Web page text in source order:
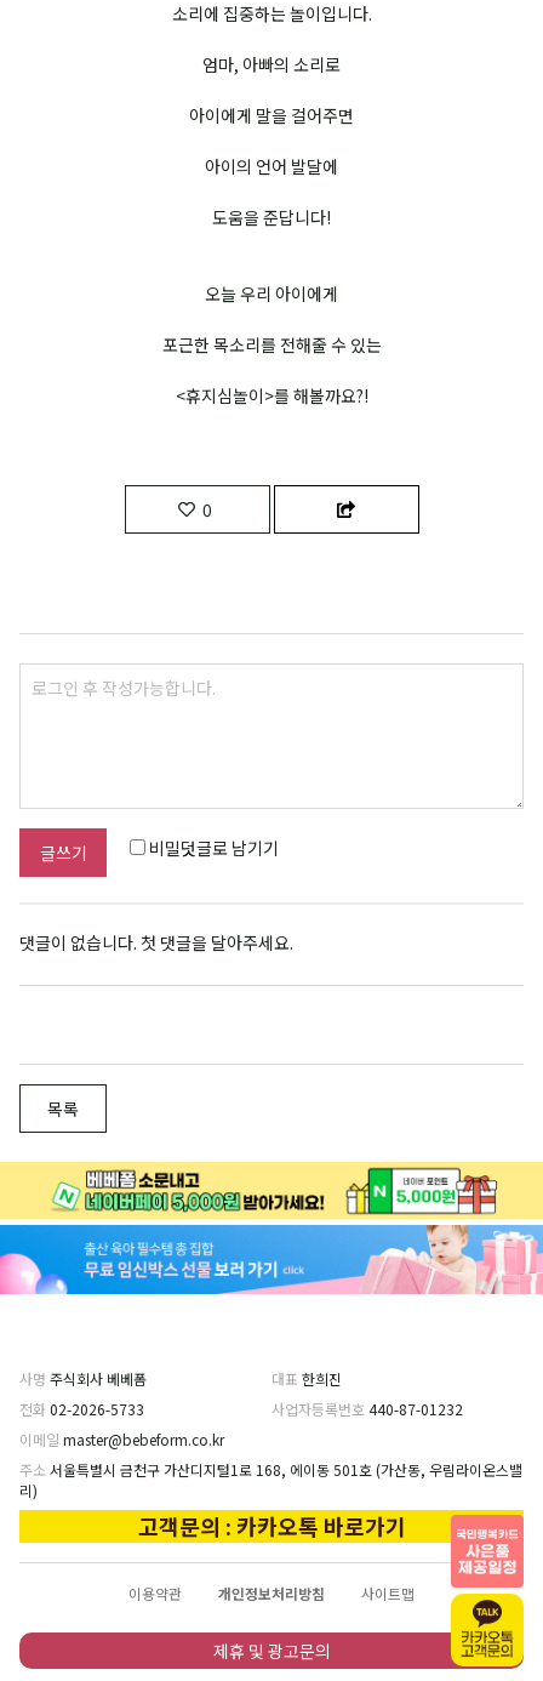
소리에 집중하는 놀이입니다.
엄마, 아빠의 소리로
아이에게 말을 걸어주면
아이의 언어 발달에
도움을 준답니다!
오늘 우리 아이에게
포근한 목소리를 전해줄 수 있는
<휴지심놀이>를 해볼까요?!
0
글쓰기 비밀덧글로 남기기
댓글이 없습니다. 첫 댓글을 달아주세요.
목록
사명 주식회사 베베폼 대표 한희진
전화 02-2026-5733 사업자등록번호 440-87-01232
이메일 master@bebeform.co.kr
주소 서울특별시 금천구 가산디지털1로 168, 에이동 501호 (가산동, 우림라이온스밸
리)
고객문의 : 카카오톡 바로가기
이용약관 개인정보처리방침 사이트맵
제휴 및 광고문의